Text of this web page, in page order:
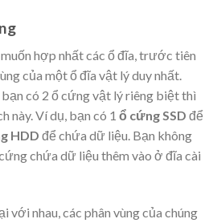
hợp nhất các ổ đĩa, trước tiên
của một ổ đĩa vật lý duy nhất.
có 2 ổ cứng vật lý riêng biệt thì
này. Ví dụ, bạn có 1 ổ cứng SSD để
HDD để chứa dữ liệu. Bạn không
chứa dữ liệu thêm vào ở đĩa cài
với nhau, các phân vùng của chúng